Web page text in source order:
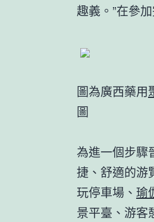
趣義。”在參
圖為廣西藥用
圖
為進一個步驟
捷、舒適的游
玩停車場、 瑜
景平臺、游客